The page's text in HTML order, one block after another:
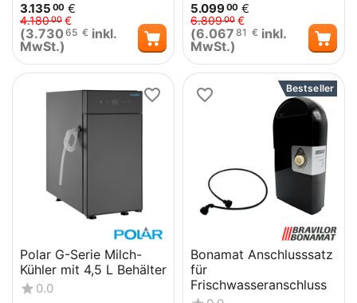
3.135 00 €
4.18000 €
(3.730 65 € inkl.
MwSt.)
5.09900 €
6.80900 €
(6.067 81 € inkl.
MwSt.)
Polar G-Serie Milch-
Kühler mit 4,5 L Behälter
0.0
Bestseller
Bonamat Anschlusssatz
für
Frischwasseranschluss